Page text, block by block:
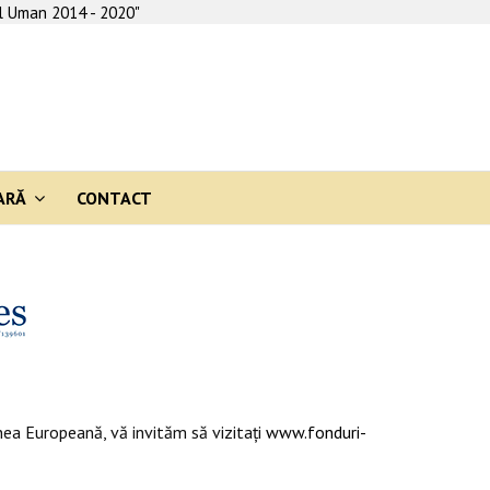
2014 - 2020"
CONTACT
Europeană, vă invităm să vizitaţi www.fonduri-